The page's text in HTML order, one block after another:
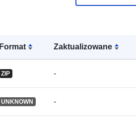
Format Zaktualizowane
ZIP -
UNKNOWN -